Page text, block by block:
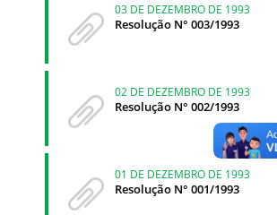
03 DE DEZEMBRO DE 1993
Resolução N° 003/1993
02 DE DEZEMBRO DE 1993
Resolução N° 002/1993
01 DE DEZEMBRO DE 1993
Resolução N° 001/1993